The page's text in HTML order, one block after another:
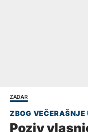
ZADAR
Poziv